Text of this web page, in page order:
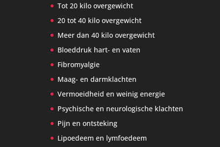
Tot 20 kilo overgewicht
20 tot 40 kilo overgewicht
Meer dan 40 kilo overgewicht
Bloeddruk hart- en vaten
Fibromyalgie
Maag- en darmklachten
Vermoeidheid en weinig energie
Psychische en neurologische klachten
Pijn en ontsteking
Lipoedeem en lymfoedeem